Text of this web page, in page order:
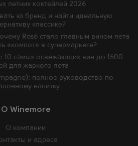
O Winemore
О компании
и адреса
летних коктейлей 2026
за бренд и найти идеальную
классике?
Rosé стало главным вином лета
«компот» в супермаркете?
10 самых освежающих вин до 1500
для жаркого лета
полное руководство по
напитку